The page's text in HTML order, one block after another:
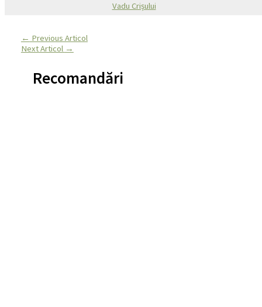
Vadu Crișului
← Previous Articol
Next Articol →
Recomandări